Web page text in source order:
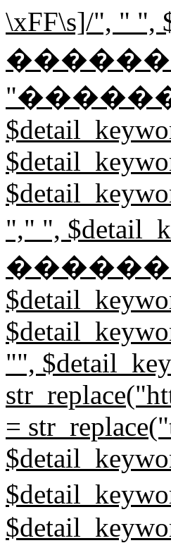
\xFF\s]/", "
"," ",
"",
=